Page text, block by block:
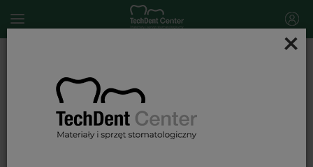
×
Luxatemp Fluorescence Smartmix - strzykawka 15g